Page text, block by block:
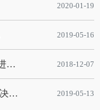
2020-01-19
2019-05-16
2018年12月7日 强强联手，共同推进电子器件领域APS应用典范 风华高科生产自动化工业互联网应用项目-APS项目启动会 2018-12-07
生产管理软件系统基于信息化的解决方案 2019-05-13